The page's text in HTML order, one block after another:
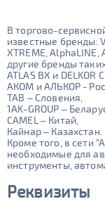
В торгово-
известные бренды:
XTREME, AlphaLINE,
другие бренды
ATLAS BX и DELKOR
АКОМ и АЛЬКОР -
TAB – Словения,
1AK-GROUP –
CAMEL – Китай,
Кайнар – Казахстан.
Кроме того, в сети
необходимые для
инструменты,
Реквизиты